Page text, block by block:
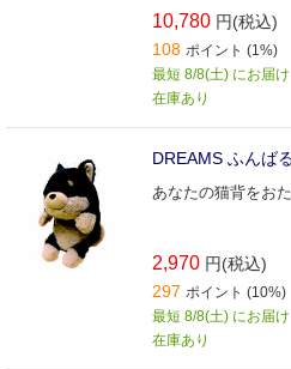
10,780 円(税込)
108 ポイント (1%)
最短 8/8(土) にお届け
在庫あり
DREAMS ふんば
あなたの猫背をおた
2,970 円(税込)
297 ポイント (10%)
最短 8/8(土) にお届け
在庫あり